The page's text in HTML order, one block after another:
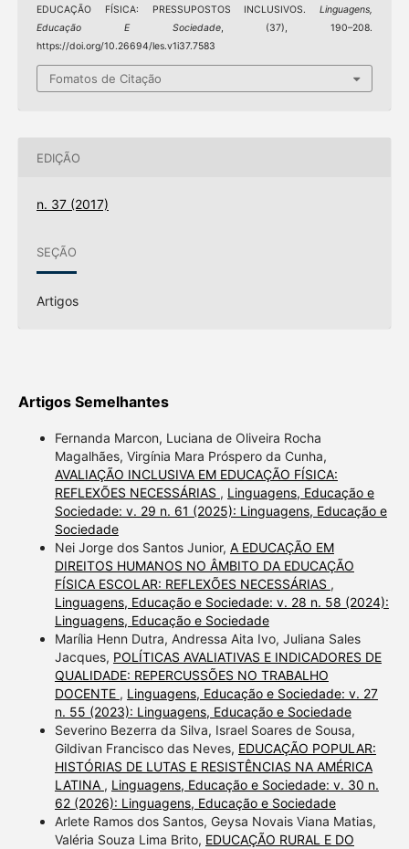
EDUCAÇÃO FÍSICA: PRESSUPOSTOS INCLUSIVOS.Linguagens,
Educação E Sociedade, (37), 190–208.
https://doi.org/10.26694/les.v1i37.7583
Fomatos de Citação
EDIÇÃO
n. 37 (2017)
SEÇÃO
Artigos
Artigos Semelhantes
Fernanda Marcon, Luciana de Oliveira Rocha
Magalhães, Virgínia Mara Próspero da Cunha,
AVALIAÇÃO INCLUSIVA EM EDUCAÇÃO FÍSICA:
REFLEXÕES NECESSÁRIAS , Linguagens, Educação e
Sociedade: v. 29 n. 61 (2025): Linguagens, Educação e
Sociedade
Nei Jorge dos Santos Junior, A EDUCAÇÃO EM
DIREITOS HUMANOS NO ÂMBITO DA EDUCAÇÃO
FÍSICA ESCOLAR: REFLEXÕES NECESSÁRIAS ,
Linguagens, Educação e Sociedade: v. 28 n. 58 (2024):
Linguagens, Educação e Sociedade
Marília Henn Dutra, Andressa Aita Ivo, Juliana Sales
Jacques, POLÍTICAS AVALIATIVAS E INDICADORES DE
QUALIDADE: REPERCUSSÕES NO TRABALHO
DOCENTE , Linguagens, Educação e Sociedade: v. 27
n. 55 (2023): Linguagens, Educação e Sociedade
Severino Bezerra da Silva, Israel Soares de Sousa,
Gildivan Francisco das Neves, EDUCAÇÃO POPULAR:
HISTÓRIAS DE LUTAS E RESISTÊNCIAS NA AMÉRICA
LATINA , Linguagens, Educação e Sociedade: v. 30 n.
62 (2026): Linguagens, Educação e Sociedade
Arlete Ramos dos Santos, Geysa Novais Viana Matias,
Valéria Souza Lima Brito, EDUCAÇÃO RURAL E DO